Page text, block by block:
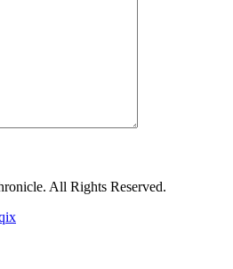
All Rights Reserved.